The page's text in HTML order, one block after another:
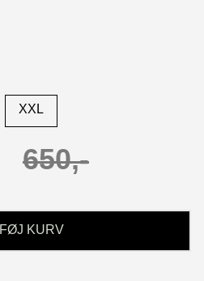
XXL
650,-
KURV